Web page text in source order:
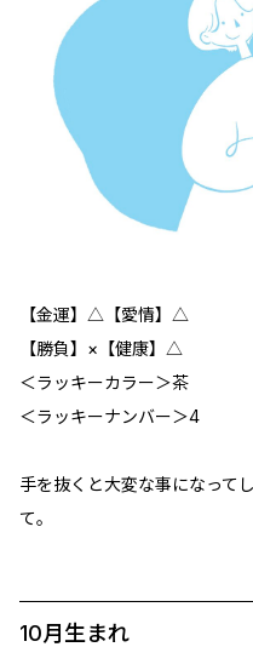
【金運】△【愛情】△
【勝負】×【健康】△
＜ラッキーカラー＞茶
＜ラッキーナンバー＞4
手を抜くと大変な事になって
て。
10月生まれ